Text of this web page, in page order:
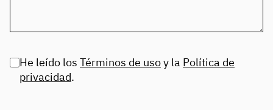
He leído los Términos de usoy la Política de
privacidad.